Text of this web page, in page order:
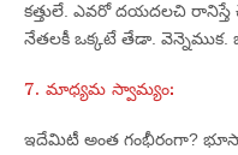
కత్తులే. ఎవరో దయదలచి రానిస్తే
నేతలకీ ఒక్కటే తేడా. వెన్నెముక.
7. మాధ్యమ స్వామ్యం:
ఇదేమిటీ అంత గంభీరంగా?